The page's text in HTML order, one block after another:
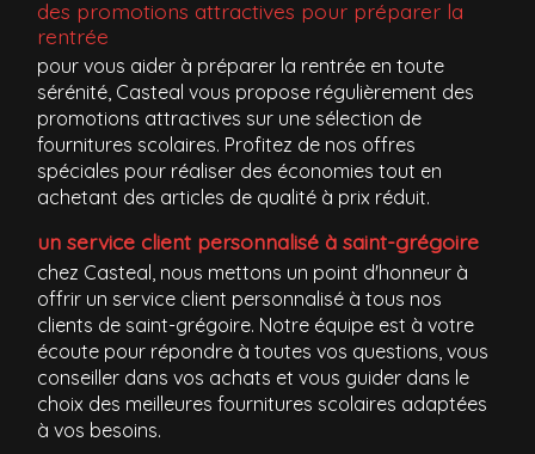
des promotions attractives pour préparer la
rentrée
pour vous aider à préparer la rentrée en toute
sérénité, Casteal vous propose régulièrement des
promotions attractives sur une sélection de
fournitures scolaires. Profitez de nos offres
spéciales pour réaliser des économies tout en
achetant des articles de qualité à prix réduit.
un service client personnalisé à saint-grégoire
chez Casteal, nous mettons un point d'honneur à
offrir un service client personnalisé à tous nos
clients de saint-grégoire. Notre équipe est à votre
écoute pour répondre à toutes vos questions, vous
conseiller dans vos achats et vous guider dans le
choix des meilleures fournitures scolaires adaptées
à vos besoins.